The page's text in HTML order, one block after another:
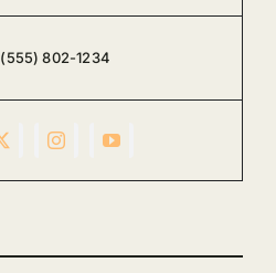
(555) 802-1234